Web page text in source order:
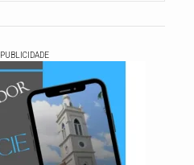
PUBLICIDADE